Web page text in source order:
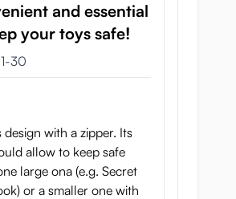
and essential
your toys safe!
2025
30
design with a zipper. Its
allow to keep safe
large ona (e.g. Secret
or a smaller one with